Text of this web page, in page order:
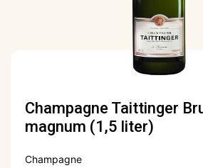
Champagne Taittinger
magnum (1,5 liter)
Champagne